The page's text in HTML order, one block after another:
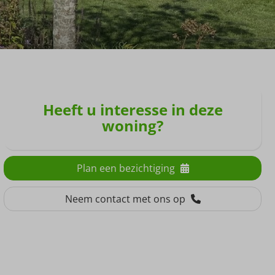
Heeft u interesse in deze
woning?
Plan een bezichtiging
Neem contact met ons op